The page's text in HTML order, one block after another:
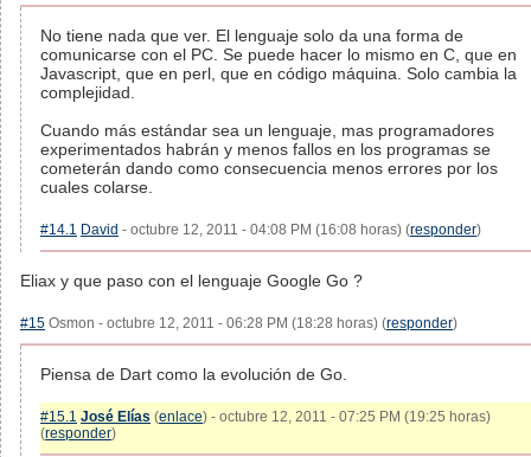
No tiene nada que ver. El lenguaje solo da una forma de
comunicarse con el PC. Se puede hacer lo mismo en C, que en
Javascript, que en perl, que en código máquina. Solo cambia la
complejidad.
Cuando más estándar sea un lenguaje, mas programadores
experimentados habrán y menos fallos en los programas se
cometerán dando como consecuencia menos errores por los
cuales colarse.
#14.1 David - octubre 12, 2011 - 04:08 PM (16:08 horas) (responder)
Eliax y que paso con el lenguaje Google Go ?
#15 Osmon - octubre 12, 2011 - 06:28 PM (18:28 horas) (responder)
Piensa de Dart como la evolución de Go.
#15.1 José Elías (enlace) - octubre 12, 2011 - 07:25 PM (19:25 horas)
(responder)